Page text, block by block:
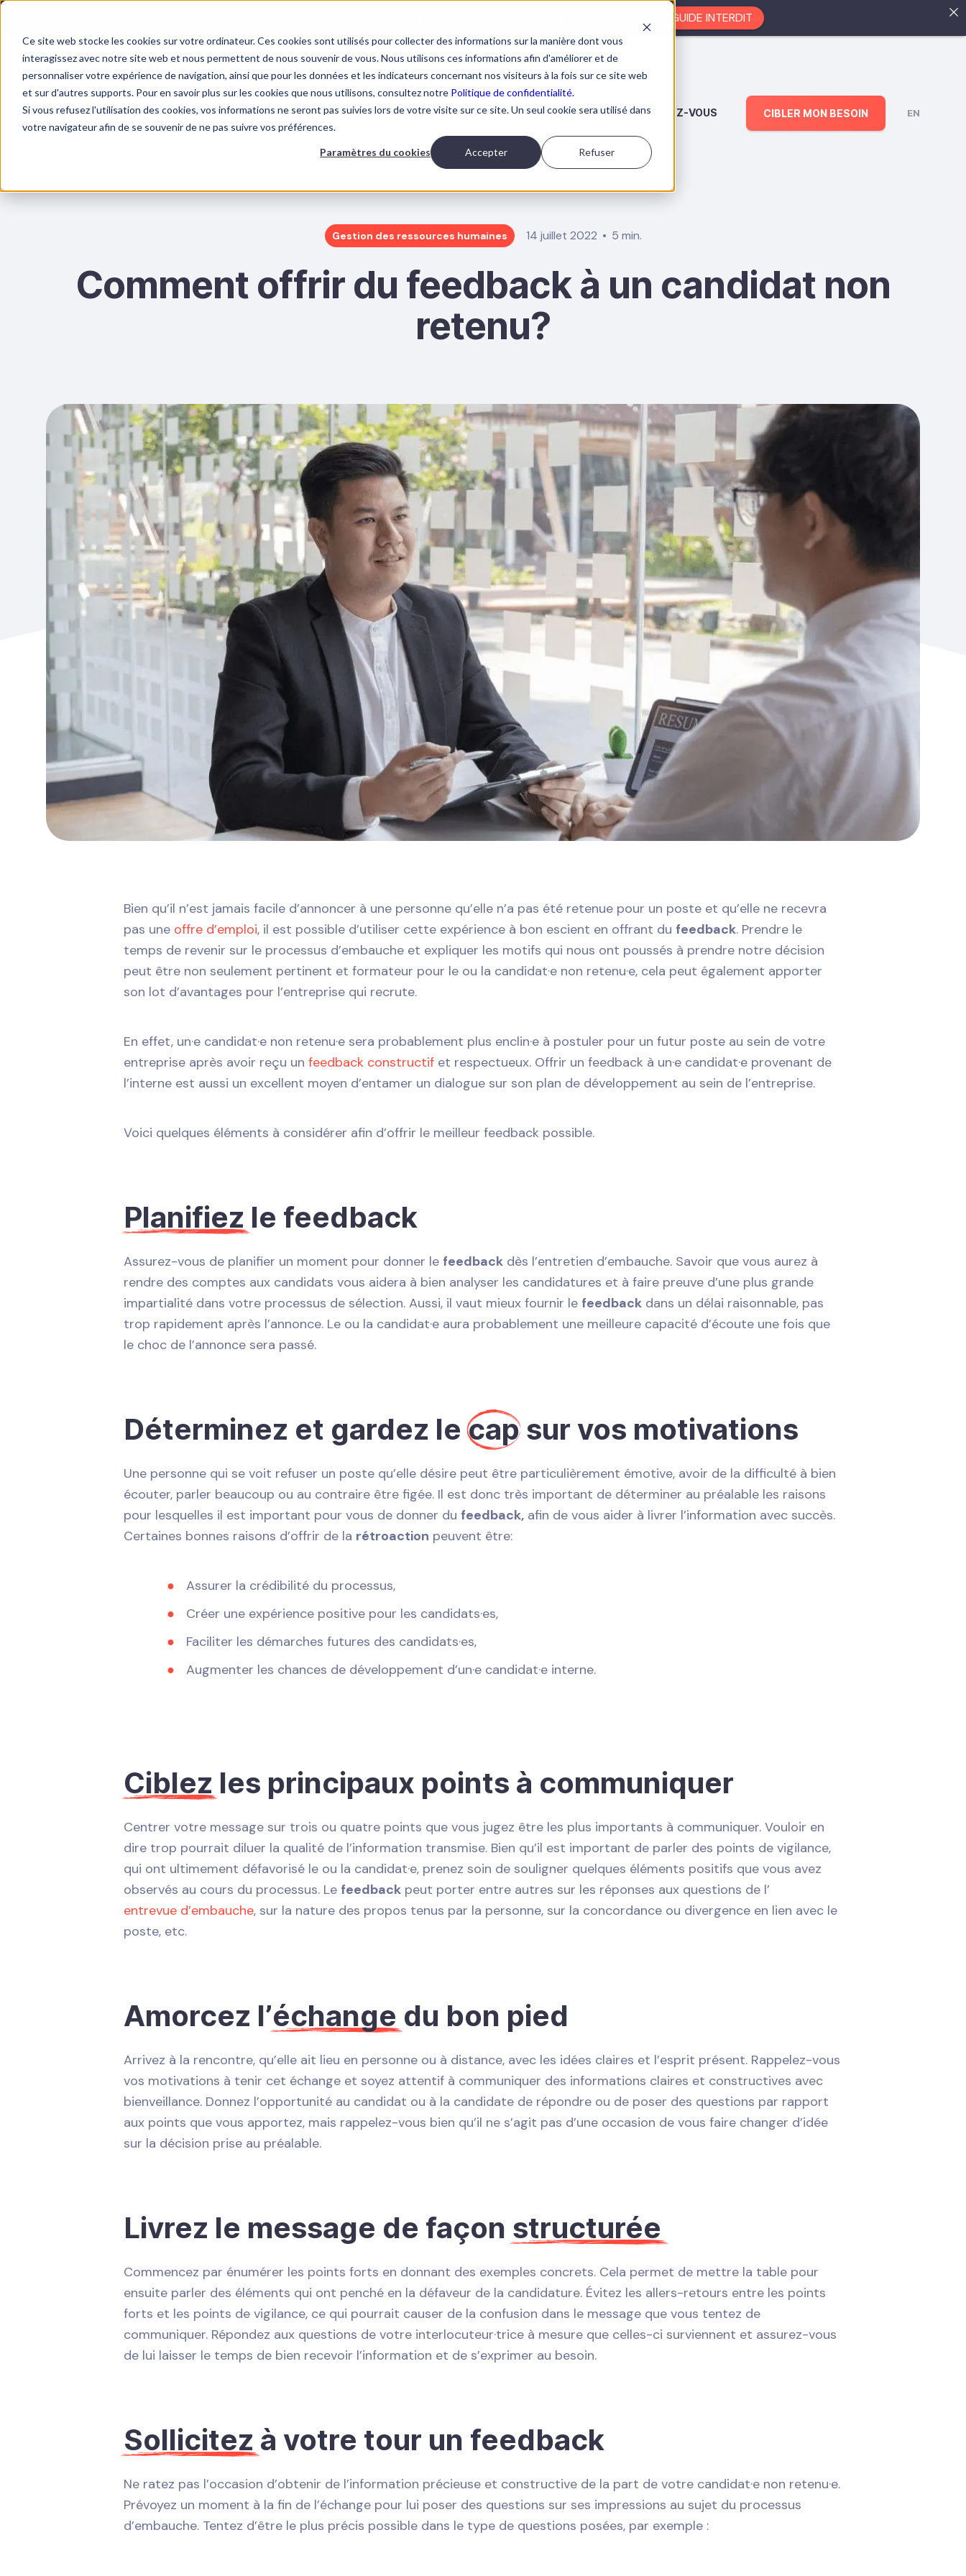
Ce site web stocke les cookies sur votre ordinateur. Ces cookies sont utilisés pour collecter des informations sur la manière dont vous
interagissez avec notre site web et nous permettent de nous souvenir de vous. Nous utilisons ces informations afin d'améliorer et de
personnaliser votre expérience de navigation, ainsi que pour les données et les indicateurs concernant nos visiteurs à la fois sur ce site web
et sur d'autres supports. Pour en savoir plus sur les cookies que nous utilisons, consultez notre Politique de confidentialité.
Si vous refusez l'utilisation des cookies, vos informations ne seront pas suivies lors de votre visite sur ce site. Un seul cookie sera utilisé dans
votre navigateur afin de se souvenir de ne pas suivre vos préférences.
Paramètres du cookies Accepter Refuser
FORMATIONS RISQUES PSYCHOSOCIAUX FORMATIONS IA À PROPOS RESSOURCES PRENDRE RENDEZ-VOUS CIBLER MON BESOIN EN
Gestion des ressources humaines 14 juillet 2022 5 min.
Comment offrir du feedback à un candidat non
retenu?
Bien qu’il n’est jamais facile d’annoncer à une personne qu’elle n’a pas été retenue pour un poste et qu’elle ne recevra
pas une offre d’emploi, il est possible d’utiliser cette expérience à bon escient en offrant du feedback. Prendre le
temps de revenir sur le processus d’embauche et expliquer les motifs qui nous ont poussés à prendre notre décision
peut être non seulement pertinent et formateur pour le ou la candidat·e non retenu·e, cela peut également apporter
son lot d’avantages pour l’entreprise qui recrute.
En effet, un·e candidat·e non retenu·e sera probablement plus enclin·e à postuler pour un futur poste au sein de votre
entreprise après avoir reçu un feedback constructif et respectueux. Offrir un feedback à un·e candidat·e provenant de
l’interne est aussi un excellent moyen d’entamer un dialogue sur son plan de développement au sein de l’entreprise.
Voici quelques éléments à considérer afin d’offrir le meilleur feedback possible.
Planifiez le feedback
Assurez-vous de planifier un moment pour donner le feedback dès l’entretien d’embauche. Savoir que vous aurez à
rendre des comptes aux candidats vous aidera à bien analyser les candidatures et à faire preuve d’une plus grande
impartialité dans votre processus de sélection. Aussi, il vaut mieux fournir le feedback dans un délai raisonnable, pas
trop rapidement après l’annonce. Le ou la candidat·e aura probablement une meilleure capacité d’écoute une fois que
le choc de l’annonce sera passé.
Déterminez et gardez lecapsur vos motivations
Une personne qui se voit refuser un poste qu’elle désire peut être particulièrement émotive, avoir de la difficulté à bien
écouter, parler beaucoup ou au contraire être figée. Il est donc très important de déterminer au préalable les raisons
pour lesquelles il est important pour vous de donner du feedback, afin de vous aider à livrer l’information avec succès.
Certaines bonnes raisons d’offrir de la rétroaction peuvent être:
Assurer la crédibilité du processus,
Créer une expérience positive pour les candidats·es,
Faciliter les démarches futures des candidats·es,
Augmenter les chances de développement d’un·e candidat·e interne.
Ciblez les principaux points à communiquer
Centrer votre message sur trois ou quatre points que vous jugez être les plus importants à communiquer. Vouloir en
dire trop pourrait diluer la qualité de l’information transmise. Bien qu’il est important de parler des points de vigilance,
qui ont ultimement défavorisé le ou la candidat·e, prenez soin de souligner quelques éléments positifs que vous avez
observés au cours du processus. Le feedback peut porter entre autres sur les réponses aux questions de l’
entrevue d’embauche, sur la nature des propos tenus par la personne, sur la concordance ou divergence en lien avec le
poste, etc.
Amorcez l’échange du bon pied
Arrivez à la rencontre, qu’elle ait lieu en personne ou à distance, avec les idées claires et l’esprit présent. Rappelez-vous
vos motivations à tenir cet échange et soyez attentif à communiquer des informations claires et constructives avec
bienveillance. Donnez l’opportunité au candidat ou à la candidate de répondre ou de poser des questions par rapport
aux points que vous apportez, mais rappelez-vous bien qu’il ne s’agit pas d’une occasion de vous faire changer d’idée
sur la décision prise au préalable.
Livrez le message de façon structurée
Commencez par énumérer les points forts en donnant des exemples concrets. Cela permet de mettre la table pour
ensuite parler des éléments qui ont penché en la défaveur de la candidature. Évitez les allers-retours entre les points
forts et les points de vigilance, ce qui pourrait causer de la confusion dans le message que vous tentez de
communiquer. Répondez aux questions de votre interlocuteur·trice à mesure que celles-ci surviennent et assurez-vous
de lui laisser le temps de bien recevoir l’information et de s’exprimer au besoin.
Sollicitez à votre tour un feedback
Ne ratez pas l’occasion d’obtenir de l’information précieuse et constructive de la part de votre candidat·e non retenu·e.
Prévoyez un moment à la fin de l’échange pour lui poser des questions sur ses impressions au sujet du processus
d’embauche. Tentez d’être le plus précis possible dans le type de questions posées, par exemple :
LISEZ LE GUIDE INTERDIT